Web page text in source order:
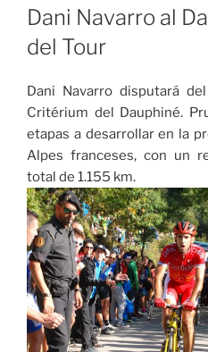
EL
Dani Navarro al
del Tour
Dani Navarro disputará
Critérium del Dauphiné.
etapas a desarrollar en la
Alpes franceses, con un
total de 1.155 km.